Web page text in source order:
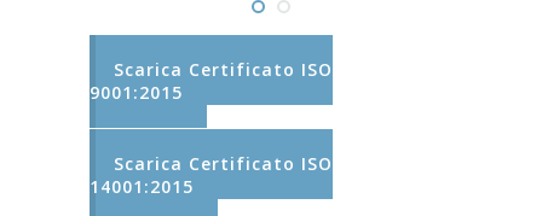
Scarica Certificato ISO
9001:2015
Scarica Certificato ISO
14001:2015